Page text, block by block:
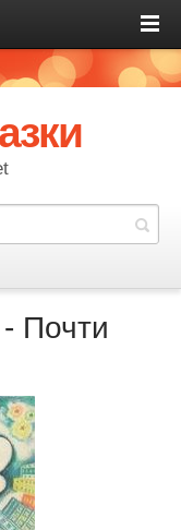
Почти